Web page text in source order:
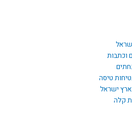
טיסה